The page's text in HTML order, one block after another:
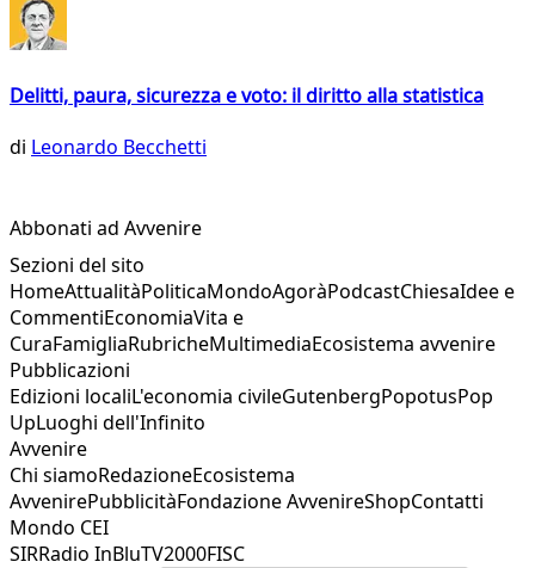
Delitti, paura, sicurezza e voto: il diritto alla statistica
di Leonardo Becchetti
Abbonati ad Avvenire
Sezioni del sito
HomeAttualitàPoliticaMondoAgoràPodcastChiesaIdee e
CommentiEconomiaVita e
CuraFamigliaRubricheMultimediaEcosistema avvenire
Pubblicazioni
Edizioni localiL'economia civileGutenbergPopotusPop
UpLuoghi dell'Infinito
Avvenire
Chi siamoRedazioneEcosistema
AvvenirePubblicitàFondazione AvvenireShopContatti
Mondo CEI
SIRRadio InBluTV2000FISC